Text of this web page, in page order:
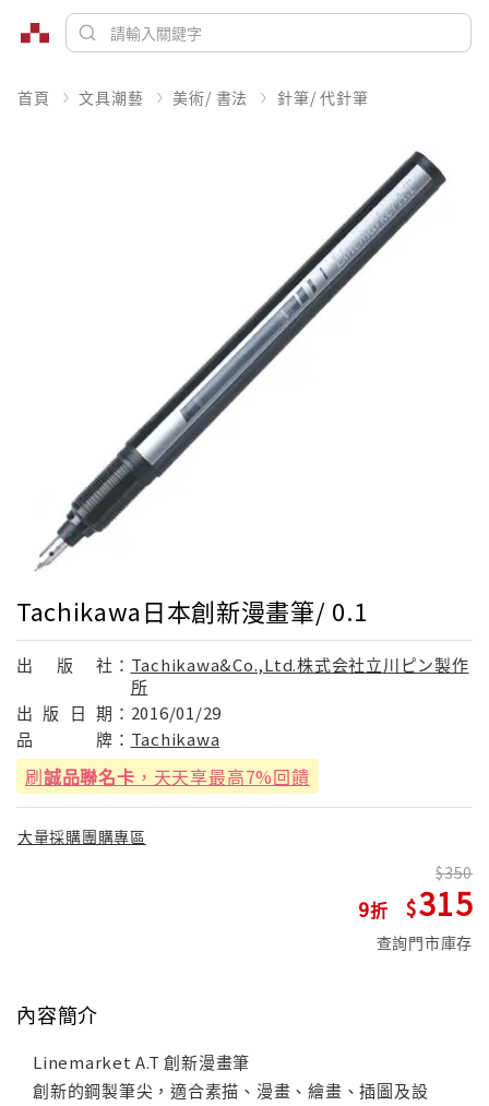
首頁 文具潮藝 美術/ 書法 針筆/ 代針筆
Tachikawa日本創新漫畫筆/ 0.1
出 版 社： Tachikawa&Co.,Ltd.株式会社立川ピン製作
所
出 版 日 期： 2016/01/29
品
牌： Tachikawa
刷誠品聯名卡 ，天天享最高7%回饋
大量採購團購專區
9
350
315
查詢門市庫存
內容簡介
Linemarket A.T 創新漫畫筆
創新的鋼製筆尖，適合素描、漫畫、繪畫、插圖及設